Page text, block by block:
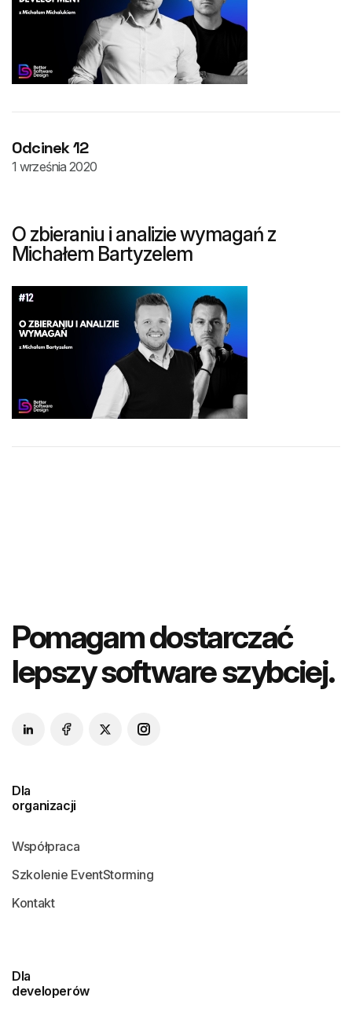
Odcinek 12
1 września 2020
O zbieraniu i analizie wymagań z
Michałem Bartyzelem
Pomagam dostarczać
lepszy software szybciej.
Dla
organizacji
Współpraca
Szkolenie EventStorming
Kontakt
Dla
developerów